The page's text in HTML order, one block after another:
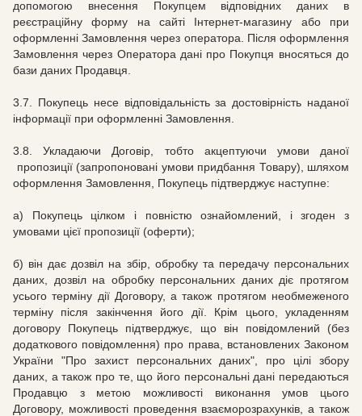
допомогою внесення Покупцем відповідних даних в
реєстраційну форму на сайті
Інтернет-магазину
або при
оформленні Замовлення через оператора.
Після оформлення
Замовлення через Оператора дані про Покупця вносяться до
бази даних Продавця.
3.7.
Покупець несе відповідальність за достовірність наданої
інформації при оформленні Замовлення.
3.8. Укладаючи Договір, тобто
акцептуючи умови даної
пропозиції (запропоновані умови придбання Товару), шляхом
оформлення Замовлення, Покупець підтверджує наступне:
а) Покупець цілком і повністю ознайомлений, і згоден з
умовами цієї пропозиції (оферти);
б) він дає дозвіл на збір, обробку та передачу персональних
даних, дозвіл на обробку персональних даних діє протягом
усього терміну дії Договору, а також протягом необмеженого
терміну після закінчення його дії.
Крім цього, укладенням
договору Покупець підтверджує, що він повідомлений (без
додаткового повідомлення) про права, встановлених Законом
України "Про захист персональних даних", про цілі збору
даних, а також про те, що його персональні дані передаються
Продавцю з метою можливості виконання умов цього
Договору, можливості проведення взаєморозрахунків, а також